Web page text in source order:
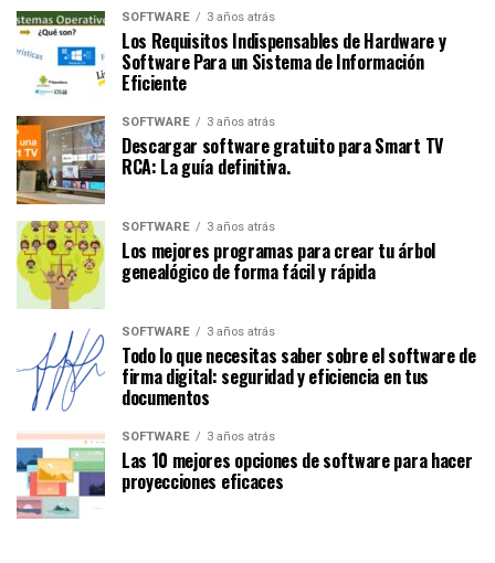
SOFTWARE 3 años atrás
Los Requisitos Indispensables de Hardware y
Software Para un Sistema de Información
Eficiente
SOFTWARE 3 años atrás
Descargar software gratuito para Smart TV
RCA: La guía definitiva.
SOFTWARE 3 años atrás
Los mejores programas para crear tu árbol
genealógico de forma fácil y rápida
SOFTWARE 3 años atrás
Todo lo que necesitas saber sobre el software de
firma digital: seguridad y eficiencia en tus
documentos
SOFTWARE 3 años atrás
Las 10 mejores opciones de software para hacer
proyecciones eficaces